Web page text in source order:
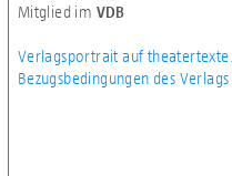
Mitglied im VDB
Verlagsportrait auf
Bezugsbedingungen des Verlags